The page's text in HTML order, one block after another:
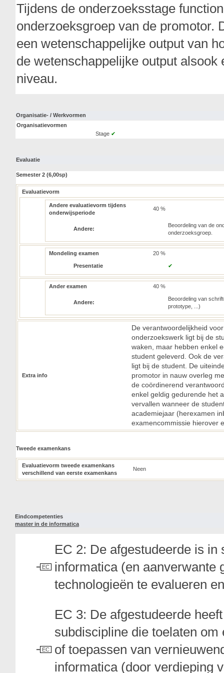
Tijdens de onderzoeksstage
onderzoeksgroep van de promotor.
een wetenschappelijke output van
de wetenschappelijke output
niveau.
Organisatie- / Werkvormen
Organisatievormen
Stage ✔
Evaluatie
Semester 2 (6,00sp)
Evaluatievorm
Andere evaluatievorm tijdens
onderwijsperiode
40 %
Andere:
Beoordeling van de
onderzoeksgroep.
Mondeling examen 20 %
Presentatie ✔
Ander examen 40 %
Andere:
Beoordeling van
prototype, ...)
Extra info
De verantwoordelijkheid
onderzoekswerk ligt bij de
waken, maar hebben enkel
student geleverd. Ook de
ligt bij de student. De
promotor in nauw overleg
de coördinerend
enkel geldig gedurende het
vervallen wanneer de
academiejaar (herexamen
examencommissie hierover
Tweede examenkans
Evaluatievorm tweede examenkans
verschillend van eerste examenkans
Neen
Eindcompetenties
master in de informatica
EC
EC 2: De afgestudeerde is
informatica (en aanverwante
technologieën te evalueren
EC
EC 3: De afgestudeerde
subdiscipline die toelaten
of toepassen van
informatica (door verdieping